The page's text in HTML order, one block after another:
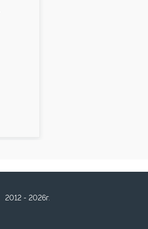
2012 - 2026г.